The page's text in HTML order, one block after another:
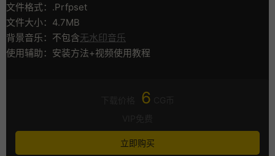
文件格式：.Prfpset
文件大小：4.7MB
背景音乐：不包含无水印音乐
使用辅助：安装方法+视频使用教程
6
立即购买